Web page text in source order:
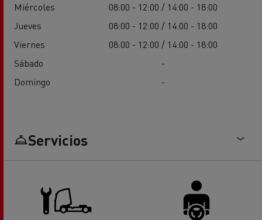
Miércoles
08:00 - 12:00 / 14:00 - 18:00
Jueves
08:00 - 12:00 / 14:00 - 18:00
Viernes
08:00 - 12:00 / 14:00 - 18:00
Sábado
-
Domingo
-
Servicios